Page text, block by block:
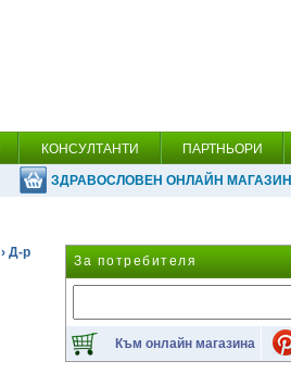
КОНСУЛТАНТИ ПАРТНЬОРИ
ЗДРАВОСЛОВЕН ОНЛАЙН МАГАЗИН
› Д-р
За потребителя
Към онлайн магазина